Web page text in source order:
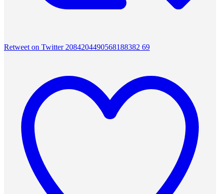
Retweet on Twitter 2084204490568188382 69